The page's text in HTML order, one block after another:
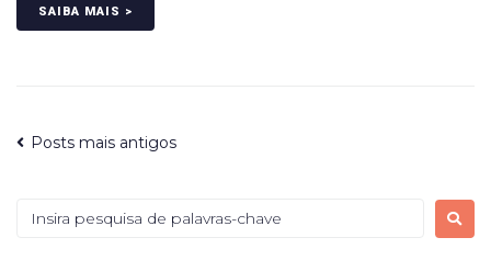
SAIBA MAIS >
Posts mais antigos